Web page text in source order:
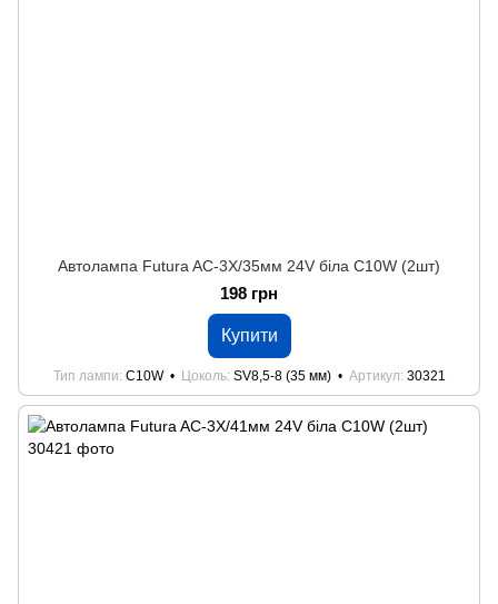
Автолампа Futura AC-3Х/35мм 24V біла C10W (2шт)
198 грн
Купити
Тип лампи C10W Цоколь SV8,5-8 (35 мм) Артикул 30321